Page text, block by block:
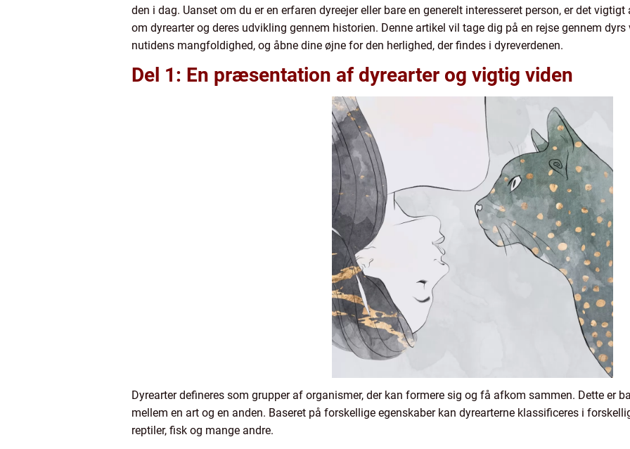
den i dag. Uanset om du er en erfaren dyreejer eller bare en generelt interesseret person, er det
om dyrearter og deres udvikling gennem historien. Denne artikel vil tage dig på en rejse gennem
nutidens mangfoldighed, og åbne dine øjne for den herlighed, der findes i dyreverdenen.
Del 1: En præsentation af dyrearter og vigtig viden
Dyrearter defineres som grupper af organismer, der kan formere sig og få afkom sammen. Dette er
mellem en art og en anden. Baseret på forskellige egenskaber kan dyrearterne klassificeres i
reptiler, fisk og mange andre.